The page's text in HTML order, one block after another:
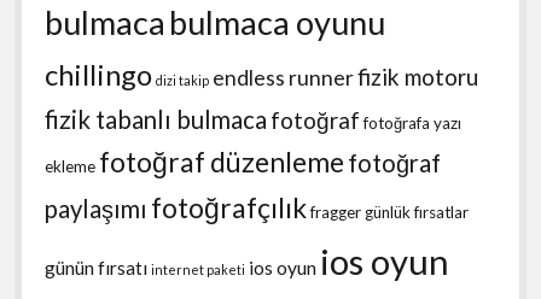
bulmaca bulmaca oyunu
chillingo dizi takip endless runnerfizik motoru
fizik tabanlı bulmaca fotoğraf fotoğrafa yazı
ekleme fotoğraf düzenleme fotoğraf
paylaşımı fotoğrafçılıkfraggergünlük fırsatlar
günün fırsatı internet paketi ios oyun ios oyun